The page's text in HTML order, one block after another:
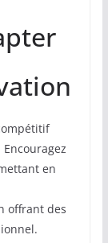
en
offrant des